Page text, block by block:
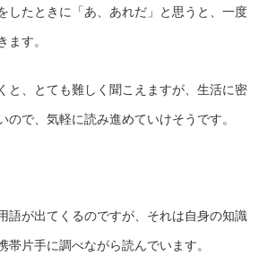
したときに「あ、あれだ」と思うと、一度
ます。
と、とても難しく聞こえますが、生活に密
ので、気軽に読み進めていけそうです。
語が出てくるのですが、それは自身の知識
帯片手に調べながら読んでいます。